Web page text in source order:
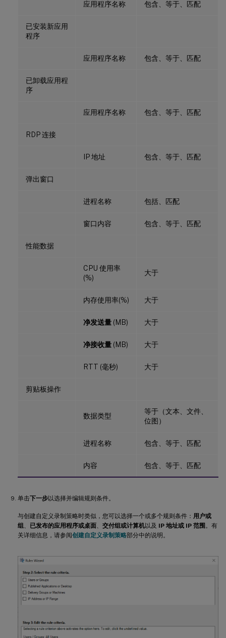
应用程序名称 包含、等于、匹配
已安装新应用
程序
应用程序名称 包含、等于、匹配
已卸载应用程
序
应用程序名称 包含、等于、匹配
RDP 连接
IP 地址 包含、等于、匹配
弹出窗口
进程名称 包括、匹配
窗口内容 包含、等于、匹配
性能数据
CPU 使用率
(%)
大于
内存使用率(%) 大于
净发送量 (MB) 大于
净接收量 (MB) 大于
RTT (毫秒) 大于
剪贴板操作
数据类型
等于（文本、文件、
位图）
进程名称 包含、等于、匹配
内容 包含、等于、匹配
单击下一步以选择并编辑规则条件。
与创建自定义录制策略时类似，您可以选择一个或多个规则条件： 用户或
组、 已发布的应用程序或桌面、 交付组或计算机以及 IP 地址或 IP 范围 。有
关详细信息，请参阅创建自定义录制策略部分中的说明。